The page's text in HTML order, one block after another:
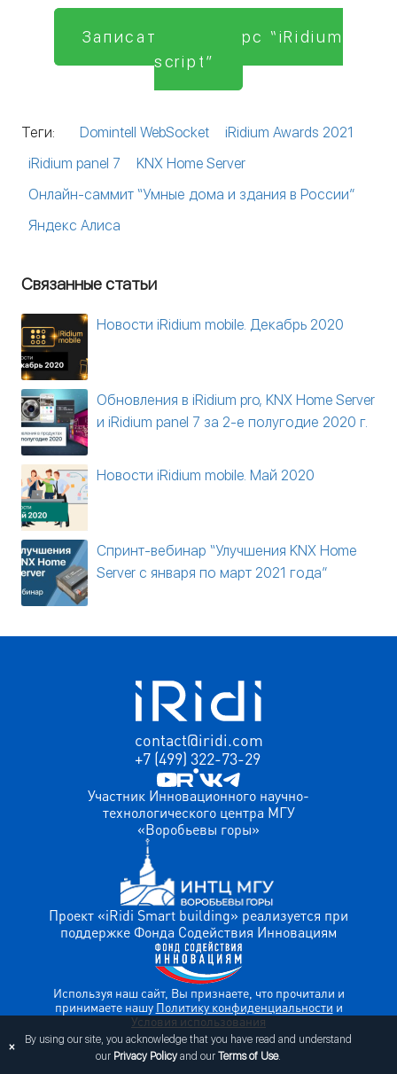
Записаться на курс “iRidium
script”
Теги: Domintell WebSocket
iRidium Awards 2021
iRidium panel 7
KNX Home Server
Онлайн-саммит “Умные дома и здания в России”
Яндекс Алиса
Связанные статьи
Новости iRidium mobile. Декабрь 2020
Обновления в iRidium pro, KNX Home Server
и iRidium panel 7 за 2-е полугодие 2020 г.
Новости iRidium mobile. Май 2020
Спринт-вебинар “Улучшения KNX Home
Server с января по март 2021 года”
contact@iridi.com
+7 (499) 322-73-29
Участник Инновационного научно-
технологического центра МГУ
«Воробьевы горы»
Проект «iRidi Smart building» реализуется при
поддержке Фонда Содействия Инновациям
Используя наш сайт, Вы признаете, что прочитали и
принимаете нашу Политику конфиденциальности и
Условия использования
×
By using our site, you acknowledge that you have read and understand
our Privacy Policyand our Terms of Use.